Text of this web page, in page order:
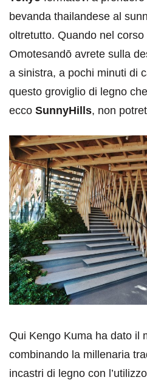
bevanda thailandese al
oltretutto. Quando nel corso
Omotesandō avrete sulla
a sinistra, a pochi minuti di
questo groviglio di legno
ecco SunnyHills, non
Qui Kengo Kuma ha dato il
combinando la millenaria
incastri di legno con